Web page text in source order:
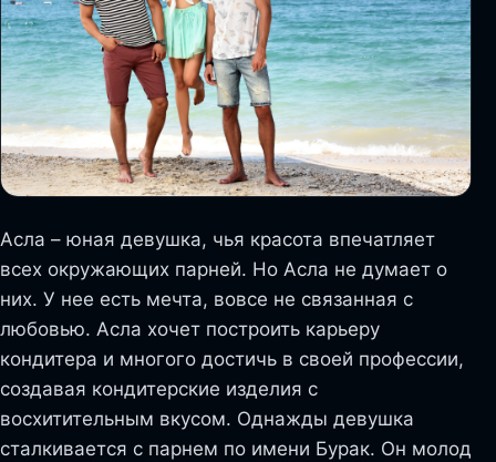
Асла – юная девушка, чья красота впечатляет
всех окружающих парней. Но Асла не думает о
них. У нее есть мечта, вовсе не связанная с
любовью. Асла хочет построить карьеру
кондитера и многого достичь в своей профессии,
создавая кондитерские изделия с
восхитительным вкусом. Однажды девушка
сталкивается с парнем по имени Бурак. Он молод